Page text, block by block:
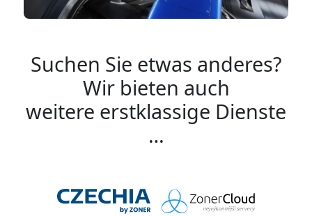
Suchen Sie etwas anderes?
Wir bieten auch
weitere erstklassige Dienste
…